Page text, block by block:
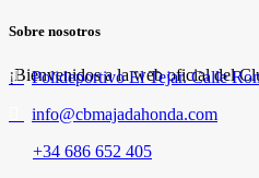
Sobre nosotros
¡Bienvenidos a la web oficial del
Polideportivo El Tejar. Calle
info@cbmajadahonda.com
+34 686 652 405